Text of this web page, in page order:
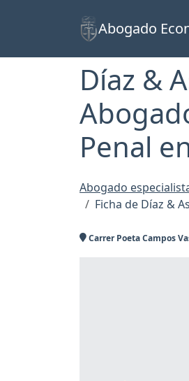
Abogado
Díaz &
Penal
Abogado
Ficha de Díaz &
Carrer Poeta Campos